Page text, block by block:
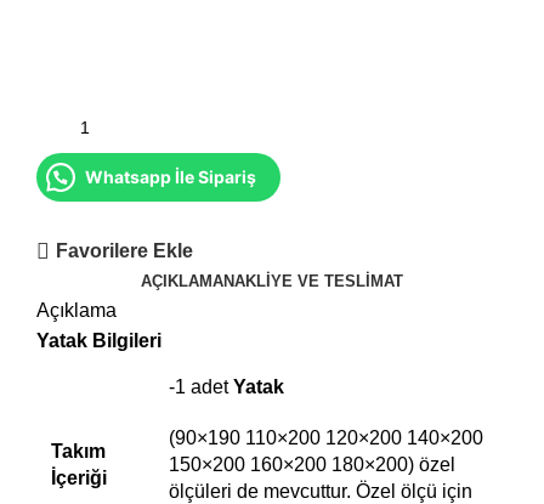
Whatsapp İle Sipariş
Favorilere Ekle
AÇIKLAMANAKLIYE VE TESLIMAT
Açıklama
Yatak Bilgileri
Takım
İçeriği
-1 adetYatak
(90×190 110×200 120×200 140×200
150×200 160×200 180×200) özel
ölçüleri de mevcuttur. Özel ölçü için